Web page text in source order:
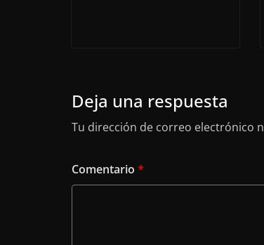
Deja una respuesta
Tu dirección de correo electrónico
Comentario *